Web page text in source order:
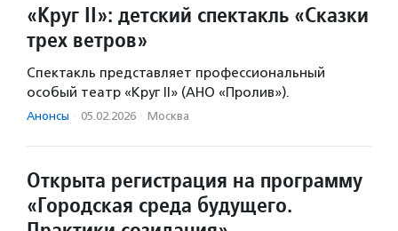
«Круг II»: детский спектакль «Сказки
трех ветров»
Спектакль представляет профессиональный
особый театр «Круг II» (АНО «Пролив»).
Анонсы · 05.02.2026 · Москва
Открыта регистрация на программу
«Городская среда будущего.